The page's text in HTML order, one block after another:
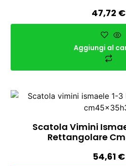
47,72 €
Aggiungi al
Scatola Vimini
Rettangolare
54,61 €